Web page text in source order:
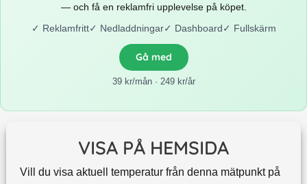
— och få en reklamfri upplevelse på köpet.
✓ Reklamfritt✓ Nedladdningar✓ Dashboard✓ Fullskärm
Gå med
39 kr/mån · 249 kr/år
VISA PÅ HEMSIDA
Vill du visa aktuell temperatur från denna mätpunkt på